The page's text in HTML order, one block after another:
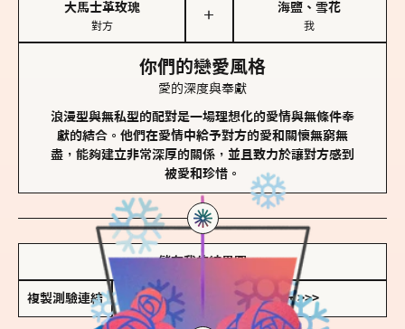
大馬士革玫瑰
對方
＋
海鹽、雪花
我
你們的戀愛風格
愛的深度與奉獻
浪漫型與無私型的配對是一場理想化的愛情與無條件奉
獻的結合。他們在愛情中給予對方的愛和關懷無窮無
盡，能夠建立非常深厚的關係，並且致力於讓對方感到
被愛和珍惜。
儲存我的結果圖
複製測驗連結 查看香氛類型全解析 >>>